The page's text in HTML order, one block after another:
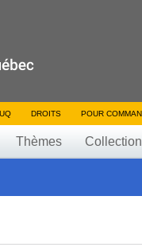
DROITS POUR
Thèmes